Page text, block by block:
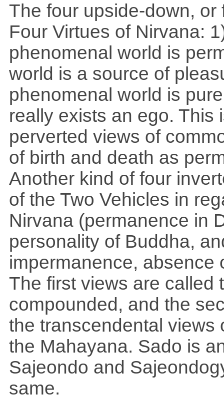
The four upside-down,
Four Virtues of Nirvana:
phenomenal world is
world is a source of
phenomenal world is
really exists an ego. This
perverted views of
of birth and death as
Another kind of four
of the Two Vehicles in
Nirvana (permanence in
personality of Buddha,
impermanence, absence
The first views are called
compounded, and the
the transcendental views
the Mahayana. Sado is
Sajeondo and
same.